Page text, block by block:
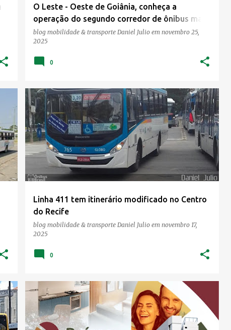
O Leste - Oeste de Goiânia, conheça a
operação do segundo corredor de ônibus mais
antigo do Brasil
blog mobilidade & transporte Daniel Julio em novembro 25,
2025
0
Linha 411 tem itinerário modificado no Centro
do Recife
blog mobilidade & transporte Daniel Julio em novembro 17,
2025
0